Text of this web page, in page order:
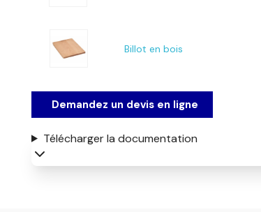
Billot en bois
Demandez un devis en ligne
Télécharger la documentation